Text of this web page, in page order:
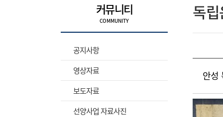
커뮤니티
공지사항
영상자료
보도자료
선양사업 자료사진
독
안성